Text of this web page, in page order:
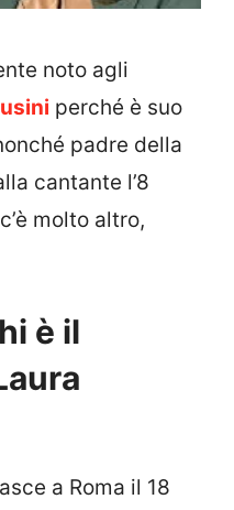
noto agli
perché è suo
padre della
cantante l’8
molto altro,
è il
a Roma il 18